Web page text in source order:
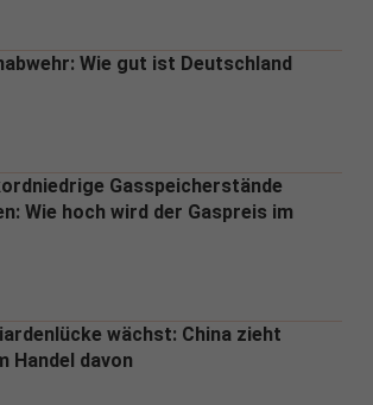
Wie gut ist Deutschland
Gasspeicherstände
Wie hoch wird der Gaspreis im
wächst: China zieht
Handel davon